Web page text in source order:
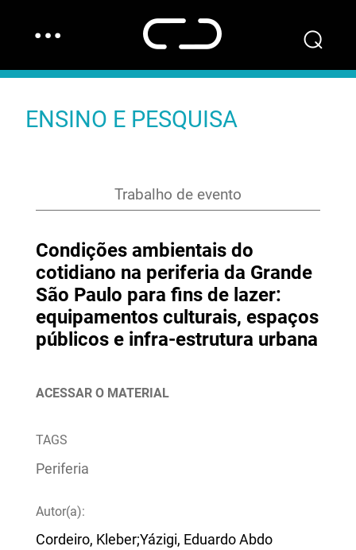
… ⌕
ENSINO E PESQUISA
Trabalho de evento
Condições ambientais do
cotidiano na periferia da Grande
São Paulo para fins de lazer:
equipamentos culturais, espaços
públicos e infra-estrutura urbana
ACESSAR O MATERIAL
TAGS
Periferia
Autor(a):
Cordeiro, Kleber;Yázigi, Eduardo Abdo